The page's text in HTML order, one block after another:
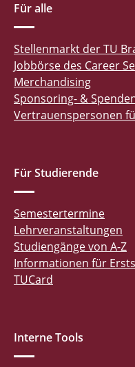
Für alle
Stellenmarkt der TU
Jobbörse des Career
Merchandising
Sponsoring- &
Vertrauenspersonen
Für Studierende
Semestertermine
Lehrveranstaltungen
Studiengänge von A-Z
Informationen für
TUCard
Interne Tools